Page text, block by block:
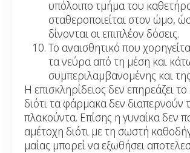
υπόλοιπο τμήμα του
σταθεροποιείται στον ώμο,
δίνονται οι επιπλέον δόσεις.
Το αναισθητικό που
τα νεύρα από τη μέση και
συμπεριλαμβανομένης και
Η επισκληρίδειος δεν επηρεάζει
διότι τα φάρμακα δεν διαπερνούν
πλακούντα. Επίσης η γυναίκα δεν
αμέτοχη διότι με τη σωστή
μαίας μπορεί να εξωθήσει